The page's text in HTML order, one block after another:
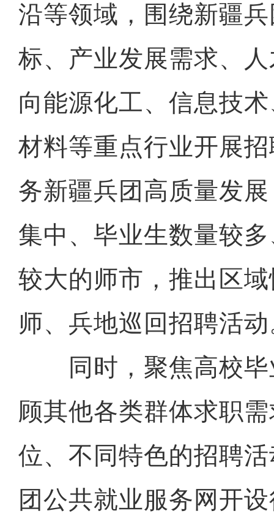
沿等领域，围绕新疆
标、产业发展需求、
向能源化工、信息技
材料等重点行业开展
务新疆兵团高质量发
集中、毕业生数量较
较大的师市，推出区
师、兵地巡回招聘活
同时，聚焦高校毕
顾其他各类群体求职
位、不同特色的招聘
团公共就业服务网开